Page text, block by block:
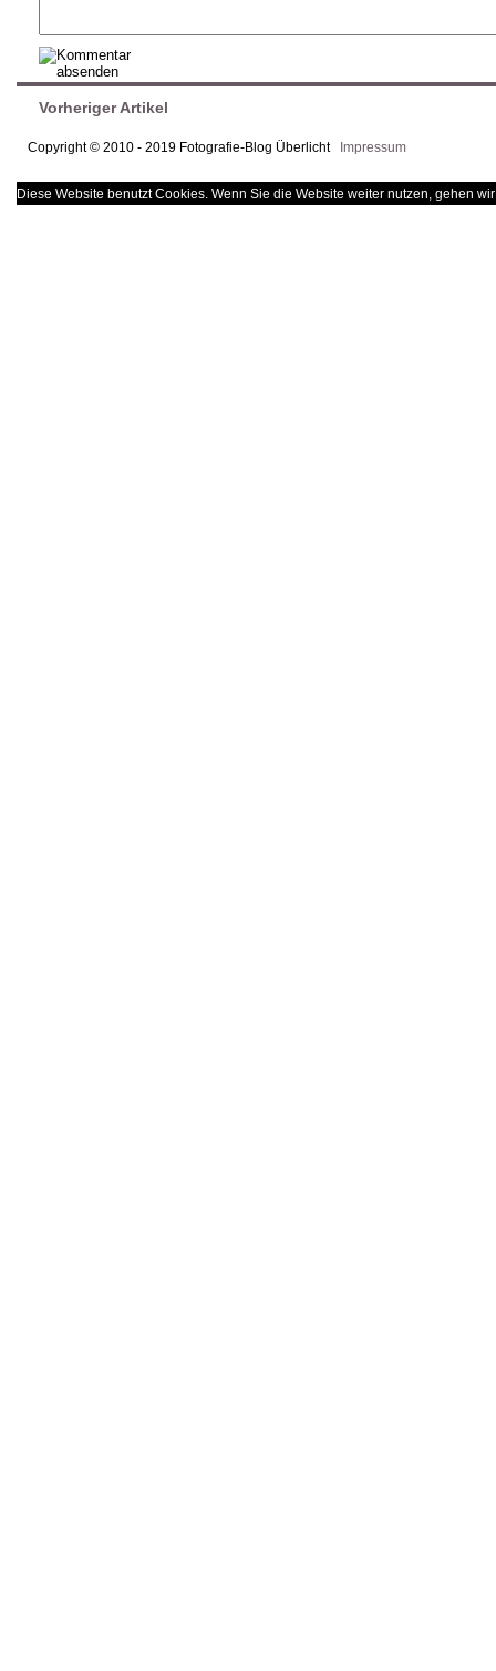
Vorheriger Artikel
Copyright © 2010 - 2019 Fotografie-Blog Überlicht Impressum
Diese Website benutzt Cookies. Wenn Sie die Website weiter nutzen, gehen